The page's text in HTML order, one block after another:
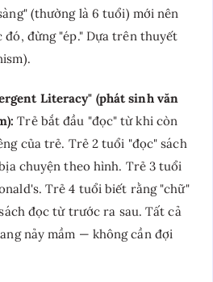
(thường là 6 tuổi) mới nên
đừng "ép." Dựa trên thuyết
Literacy" (phát sinh văn
Trẻ bắt đầu "đọc" từ khi còn
của trẻ. Trẻ 2 tuổi "đọc" sách
chuyện theo hình. Trẻ 3 tuổi
Trẻ 4 tuổi biết rằng "chữ"
đọc từ trước ra sau. Tất cả
nảy mầm — không cần đợi